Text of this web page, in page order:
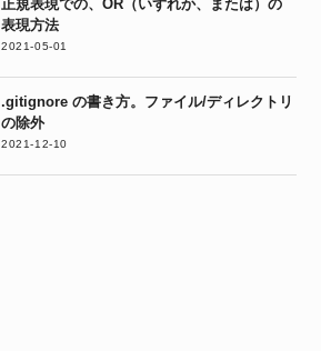
正規表現での、OR（いずれか、または）の
表現方法
2021-05-01
.gitignore の書き方。ファイル/ディレクトリ
の除外
2021-12-10